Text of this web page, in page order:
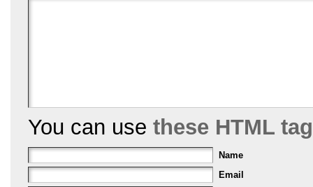
You can use these HTML
Name
Email